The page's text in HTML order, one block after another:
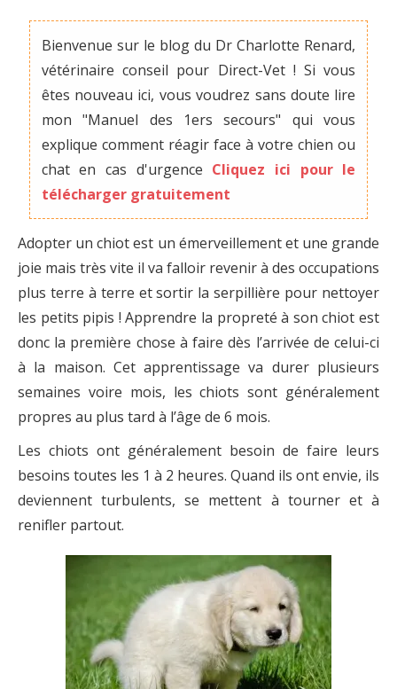
Bienvenue sur le blog du Dr Charlotte Renard,
vétérinaire conseil pour Direct-Vet ! Si vous
êtes nouveau ici, vous voudrez sans doute lire
mon "Manuel des 1ers secours" qui vous
explique comment réagir face à votre chien ou
chat en cas d'urgence Cliquez ici pour le
télécharger gratuitement
Adopter un chiot est un émerveillement et une grande
joie mais très vite il va falloir revenir à des occupations
plus terre à terre et sortir la serpillière pour nettoyer
les petits pipis ! Apprendre la propreté à son chiot est
donc la première chose à faire dès l’arrivée de celui-ci
à la maison. Cet apprentissage va durer plusieurs
semaines voire mois, les chiots sont généralement
propres au plus tard à l’âge de 6 mois.
Les chiots ont généralement besoin de faire leurs
besoins toutes les 1 à 2 heures. Quand ils ont envie, ils
deviennent turbulents, se mettent à tourner et à
renifler partout.